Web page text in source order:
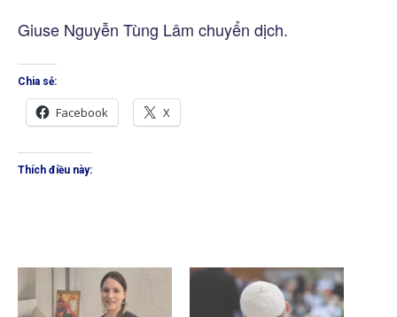
Giuse Nguyễn Tùng Lâm chuyển dịch.
Chia sẻ:
Facebook X
Thích điều này: